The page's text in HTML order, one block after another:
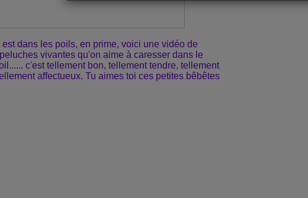
est dans les poils, en prime, voici une vidéo de
vivantes qu'on aime à caresser dans le
c'est tellement bon, tellement tendre, tellement
affectueux. Tu aimes toi ces petites bêbêtes